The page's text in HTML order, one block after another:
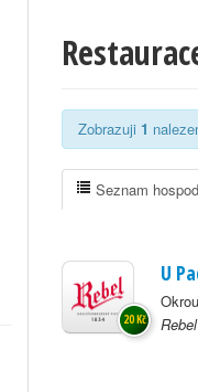
Zobrazuji 1
Seznam hospod
U
20 Kč